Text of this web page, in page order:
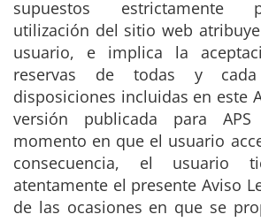
supuestos estrictamente
utilización del sitio web
usuario, e implica la
reservas de todas y
disposiciones incluidas en este
versión publicada para
momento en que el usuario
consecuencia, el usuario
atentamente el presente Aviso
de las ocasiones en que se